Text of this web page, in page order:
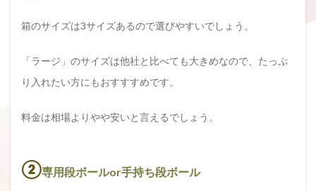
箱のサイズは3サイズあるので選びやすいでしょう。
「ラージ」のサイズは他社と比べても大きめなので、たっぷ
り入れたい方にもおすすすめです。
料金は相場よりやや安いと言えるでしょう。
②専用段ボールor手持ち段ボール